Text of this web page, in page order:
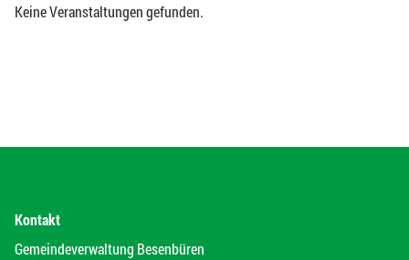
Keine Veranstaltungen gefunden.
Kontakt
Gemeindeverwaltung Besenbüren